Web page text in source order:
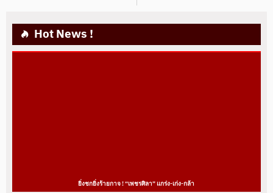
Hot News !
ยิ่งชกยิ่งร้ายกาจ ! “เพชรศิลา” แกร่ง-เก่ง-กล้า